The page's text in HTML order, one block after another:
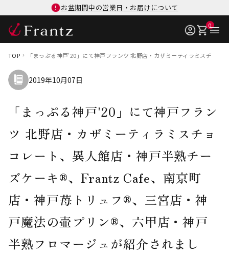
お盆期間中の営業日・お届けについて
0
TOP 「まっぷる神戸'20」にて神戸フランツ 北野店・カザミーティラミスチョ
2019年10月07日
「まっぷる神戸'20」にて神戸フラン
ツ 北野店・カザミーティラミスチョ
コレート、異人館店・神戸半熟チー
ズケーキ®、Frantz Cafe、南京町
店・神戸苺トリュフ®、三宮店・神
戸魔法の壷プリン®、六甲店・神戸
半熟フロマージュが紹介されまし